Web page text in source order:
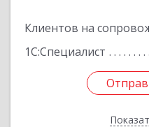
Клиентов на
1С:Специалист